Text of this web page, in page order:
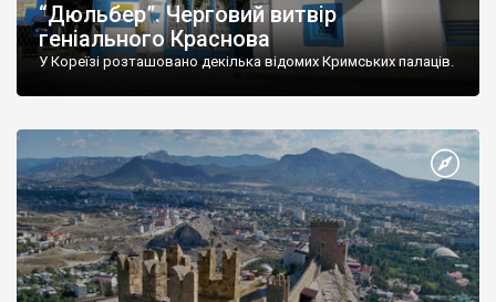
“Дюльбер”. Черговий витвір
геніального Краснова
У Кореїзі розташовано декілька відомих Кримських палаців.